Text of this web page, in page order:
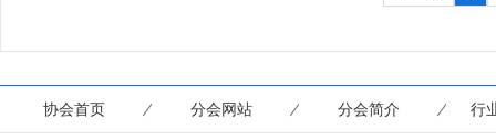
协会首页 分会网站 分会简介 行